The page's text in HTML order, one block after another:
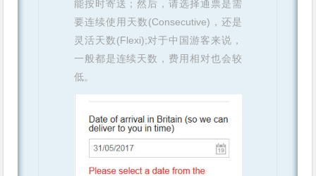
能按时寄送；然后，请选择通票是需
要连续使用天数(Consecutive)，还是
灵活天数(Flexi);对于中国游客来说，
一般都是连续天数，费用相对也会较
低。